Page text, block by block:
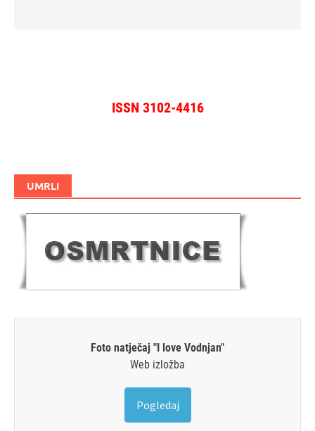
ISSN 3102-4416
UMRLI
Foto natječaj "I love Vodnjan"
Web izložba
Pogledaj